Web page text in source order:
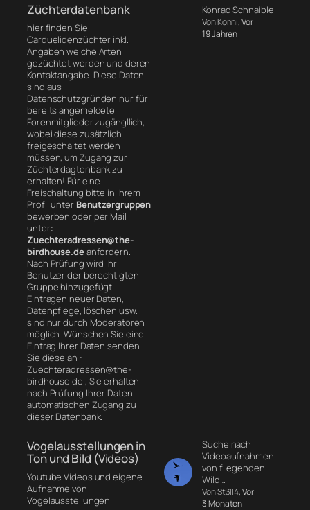
Züchterdatenbank
hier finden Sie
Carduelidenzüchter inkl.
Angaben welche Arten
gezüchtet werden und deren
Kontaktangabe. Diese Daten
sind aus
Datenschutzgründen nurfür
bereits angemeldete
Forenmitglieder zugängllich,
wobei diese zusätzlich
freigeschaltet werden
müssen, um Zugang zur
Züchterdagtenbank zu
erhalten! Für eine
Freischaltung bitte in Ihrem
Profil unter Benutzergruppen
bewerben oder per Mail
unter:
Zuechteradressen@the-
birdhouse.deanfordern.
Nach Prüfung wird Ihr
Benutzer der berechtigten
Gruppe hinzugefügt.
Eintragen neuer Daten,
Datenpflege, löschen usw.
sind nur durch Moderatoren
möglich. Wünschen Sie eine
Eintrag Ihrer Daten senden
Sie diese an :
Zuechteradressen@the-
birdhouse.de , Sie erhalten
nach Prüfung Ihrer Daten
automatischen Zugang zu
dieser Datenbank.
Konrad Schnaible
Von Konni, Vor
19 Jahren
Vogelausstellungen in
Ton und Bild (Videos)
Youtube Videos und eigene
Aufnahme von
Vogelausstellungen
Suche nach
Videoaufnahmen
von fliegenden
Wild…
Von St3ll4, Vor
3 Monaten